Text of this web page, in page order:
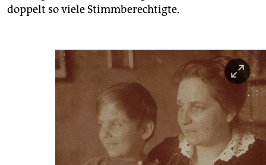
doppelt so viele Stimmberechtigte.